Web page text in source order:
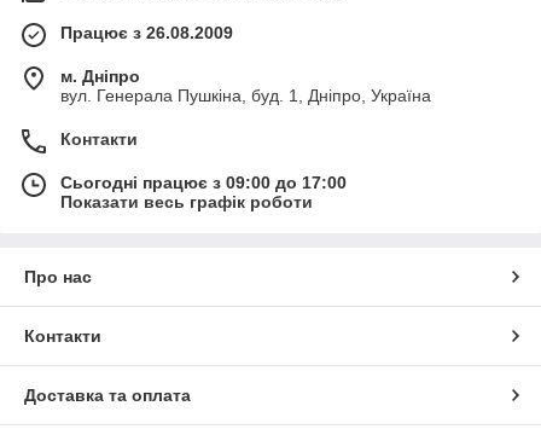
Працює з 26.08.2009
м. Дніпро
вул. Генерала Пушкіна, буд. 1, Дніпро, Україна
Контакти
Сьогодні працює з 09:00 до 17:00
Показати весь графік роботи
Про нас
Контакти
Доставка та оплата